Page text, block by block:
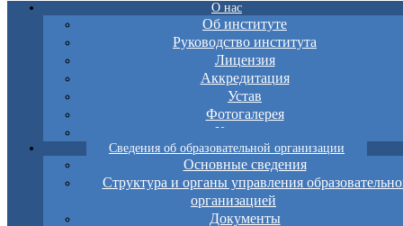
О нас
Об институте
Руководство института
Лицензия
Аккредитация
Устав
Фотогалерея
Контакты
Сведения об образовательной организации
Основные сведения
Структура и органы управления
организацией
Документы